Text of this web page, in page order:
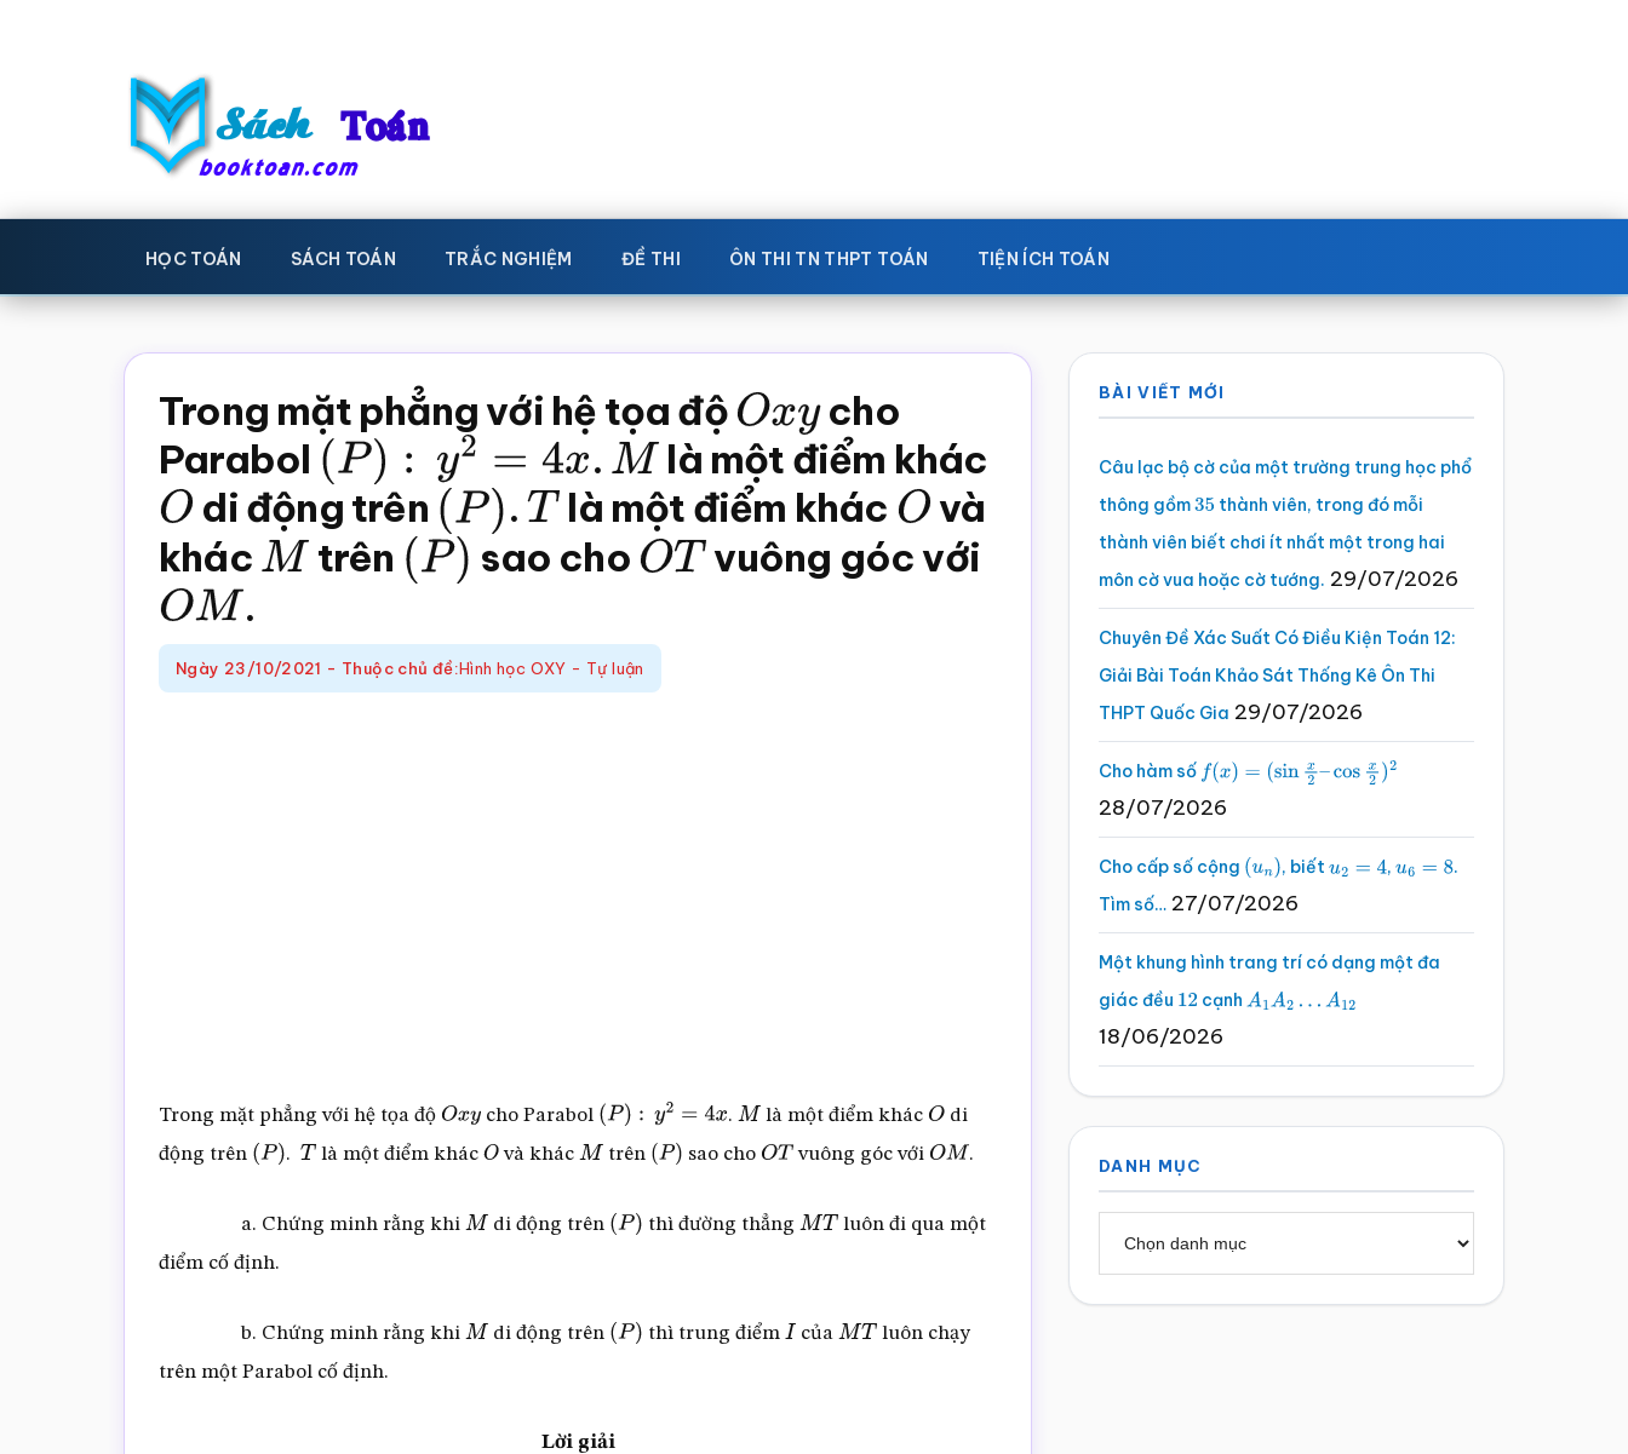
Sách
Toán
-
Học
toán
Học
toán,
toán,
Sách
khoa
Toán,
trắc
nghiệm
Toán
online
HỌC TOÁN SÁCH TOÁN TRẮC NGHIỆM ĐỀ THI ÔN THI TN THPT TOÁN TIỆN ÍCH TOÁN
Trong mặt phẳng với hệ tọa độ Oxy cho
Parabol (P): y2 =4 x . M là một điểm khác
O di động trên (P) .T là một điểm khác O và
khác M trên (P) sao cho OT vuông góc với
OM .
Ngày 23/10/2021 - Thuộc chủ đề:Hình học OXY - Tự luận
Trong mặt phẳng với hệ tọa độ Oxy cho Parabol (P ):y2 = . M là một điểm khác Odi
động trên (P . T là một điểm khác O và khácM trên (P ) sao cho OT vuông góc với OM .
a. Chứng minh rằng khi M di động trên (P ) thì đường thẳng MT luôn đi qua một
điểm cố định.
b. Chứng minh rằng khi M di động trên (P ) thì trung điểm I củaMT luôn chạy
trên một Parabol cố định.
Lời giải
Sidebar
chính
BÀI VIẾT MỚI
Câu lạc bộ cờ của một trường trung học phổ
thông gồm35 thành viên, trong đó mỗi
thành viên biết chơi ít nhất một trong hai
môn cờ vua hoặc cờ tướng. 29/07/2026
Chuyên Đề Xác Suất Có Điều Kiện Toán 12:
Giải Bài Toán Khảo Sát Thống Kê Ôn Thi
THPT Quốc Gia 29/07/2026
Cho hàm số f(x)=(sinx2 –cosx2 )2
28/07/2026
Cho cấp số cộng (un), biếtu2 =4 , u6 =8
.
Tìm số… 27/07/2026
Một khung hình trang trí có dạng một đa
giác đều 12 cạnh A1A2…A 12
18/06/2026
DANH MỤC